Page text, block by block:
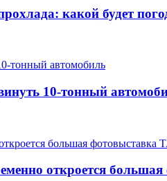
какой будет
10-тонный
откроется